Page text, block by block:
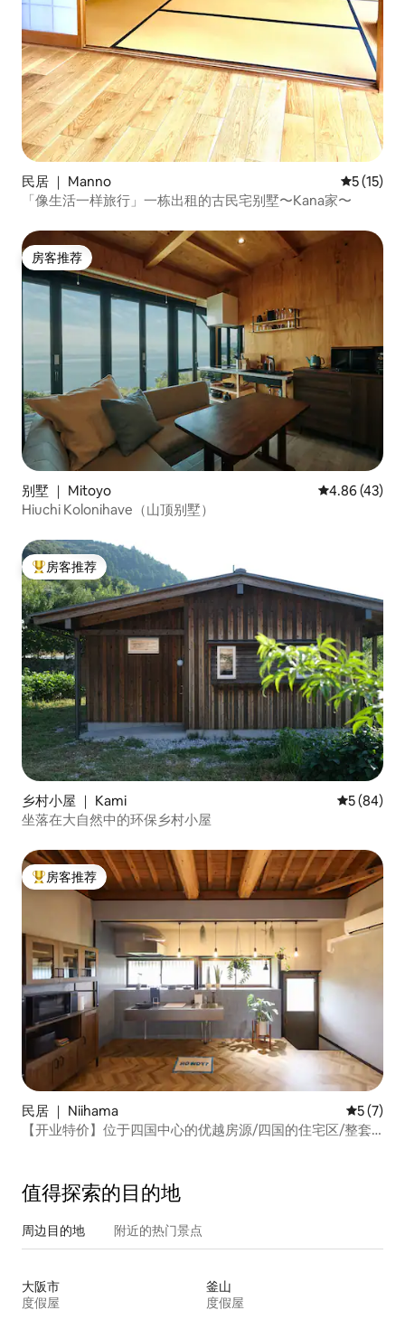
民居 ｜ Manno 平均评分
5 (15)
「像生活一样旅行」一栋出租的古民宅别墅〜Kana家〜
房客推荐
房客推荐
别墅 ｜ Mitoyo 平均评分
4.86 (43)
Hiuchi Kolonihave（山顶别墅）
热门「房客推荐」
房客推荐
乡村小屋 ｜ Kami 平均评分
5 (84)
坐落在大自然中的环保乡村小屋
热门「房客推荐」
房客推荐
民居 ｜ Niihama 平均评分
5 (7)
【开业特价】位于四国中心的优越房源/四国的住宅区/整套
值得探索的目的地
周边目的地 附近的热门景点
大阪市
度假屋
釜山
度假屋